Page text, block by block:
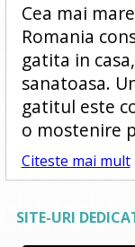
Cea mai
Romania
gatita in
sanatoasa.
gatitul este
o mostenire
Citeste mai mult
SITE-URI